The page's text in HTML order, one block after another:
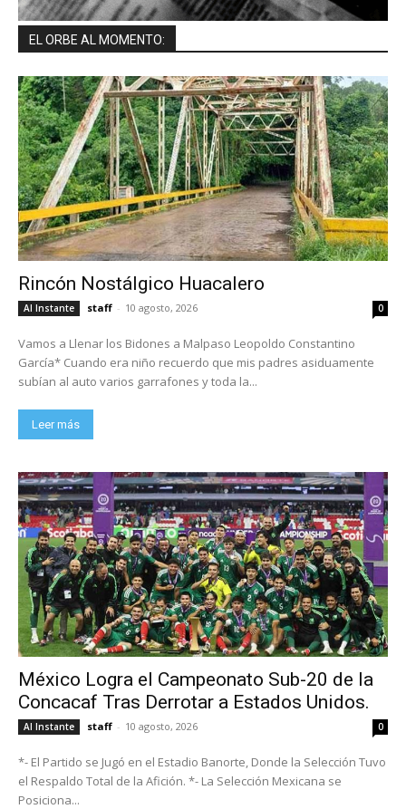
EL ORBE AL MOMENTO:
Rincón Nostálgico Huacalero
Al Instante staff - 10 agosto, 2026 0
Vamos a Llenar los Bidones a Malpaso Leopoldo Constantino
García* Cuando era niño recuerdo que mis padres asiduamente
subían al auto varios garrafones y toda la...
Leer más
México Logra el Campeonato Sub-20 de la
Concacaf Tras Derrotar a Estados Unidos.
Al Instante staff - 10 agosto, 2026 0
*- El Partido se Jugó en el Estadio Banorte, Donde la Selección Tuvo
el Respaldo Total de la Afición. *- La Selección Mexicana se
Posiciona...